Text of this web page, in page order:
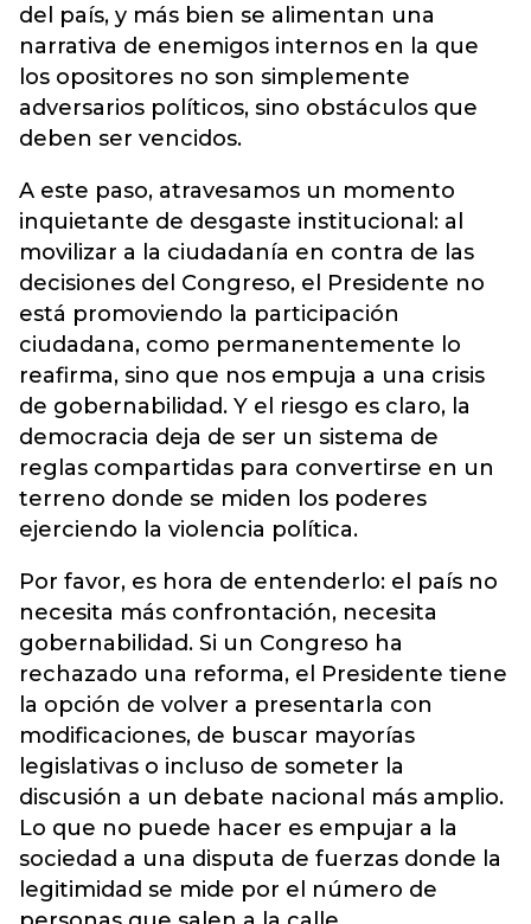
del país, y más bien se alimentan una
narrativa de enemigos internos en la que
los opositores no son simplemente
adversarios políticos, sino obstáculos que
deben ser vencidos.
A este paso, atravesamos un momento
inquietante de desgaste institucional: al
movilizar a la ciudadanía en contra de las
decisiones del Congreso, el Presidente no
está promoviendo la participación
ciudadana, como permanentemente lo
reafirma, sino que nos empuja a una crisis
de gobernabilidad. Y el riesgo es claro, la
democracia deja de ser un sistema de
reglas compartidas para convertirse en un
terreno donde se miden los poderes
ejerciendo la violencia política.
Por favor, es hora de entenderlo: el país no
necesita más confrontación, necesita
gobernabilidad. Si un Congreso ha
rechazado una reforma, el Presidente tiene
la opción de volver a presentarla con
modificaciones, de buscar mayorías
legislativas o incluso de someter la
discusión a un debate nacional más amplio.
Lo que no puede hacer es empujar a la
sociedad a una disputa de fuerzas donde la
legitimidad se mide por el número de